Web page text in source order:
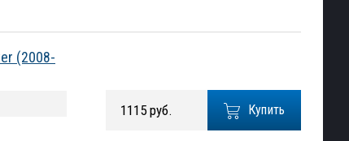
(2008-
Купить
1115 руб.